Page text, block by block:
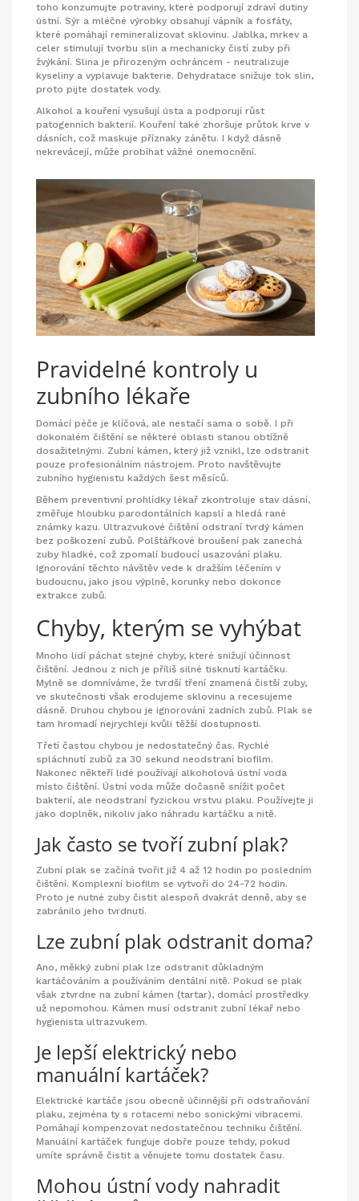
toho konzumujte potraviny, které podporují zdraví dutiny
ústní. Sýr a mléčné výrobky obsahují vápník a fosfáty,
které pomáhají remineralizovat sklovinu. Jablka, mrkev a
celer stimulují tvorbu slin a mechanicky čistí zuby při
žvýkání. Slina je přirozeným ochráncem - neutralizuje
kyseliny a vyplavuje bakterie. Dehydratace snižuje tok slin,
proto pijte dostatek vody.
Alkohol a kouření vysušují ústa a podporují růst
patogenních bakterií. Kouření také zhoršuje průtok krve v
dásních, což maskuje příznaky zánětu. I když dásně
nekrevácejí, může probíhat vážné onemocnění.
Pravidelné kontroly u
zubního lékaře
Domácí péče je klíčová, ale nestačí sama o sobě. I při
dokonalém čištění se některé oblasti stanou obtížně
dosažitelnými. Zubní kámen, který již vznikl, lze odstranit
pouze profesionálním nástrojem. Proto navštěvujte
zubního hygienistu každých šest měsíců.
Během preventivní prohlídky lékař zkontroluje stav dásní,
změřuje hloubku parodontálních kapslí a hledá rané
známky kazu. Ultrazvukové čištění odstraní tvrdý kámen
bez poškození zubů. Polštářkové broušení pak zanechá
zuby hladké, což zpomalí budoucí usazování plaku.
Ignorování těchto návštěv vede k dražším léčením v
budoucnu, jako jsou výplně, korunky nebo dokonce
extrakce zubů.
Chyby, kterým se vyhýbat
Mnoho lidí páchat stejné chyby, které snižují účinnost
čištění. Jednou z nich je příliš silné tisknutí kartáčku.
Mylně se domníváme, že tvrdší tření znamená čistší zuby,
ve skutečnosti však erodujeme sklovinu a recesujeme
dásně. Druhou chybou je ignorování zadních zubů. Plak se
tam hromadí nejrychleji kvůli těžší dostupnosti.
Třetí častou chybou je nedostatečný čas. Rychlé
spláchnutí zubů za 30 sekund neodstraní biofilm.
Nakonec někteří lidé používají alkoholová ústní voda
místo čištění. Ústní voda může dočasně snížit počet
bakterií, ale neodstraní fyzickou vrstvu plaku. Používejte ji
jako doplněk, nikoliv jako náhradu kartáčku a nitě.
Jak často se tvoří zubní plak?
Zubní plak se začíná tvořit již 4 až 12 hodin po posledním
čištění. Komplexní biofilm se vytvoří do 24-72 hodin.
Proto je nutné zuby čistit alespoň dvakrát denně, aby se
zabránilo jeho tvrdnutí.
Lze zubní plak odstranit doma?
Ano, měkký zubní plak lze odstranit důkladným
kartáčováním a používáním dentální nitě. Pokud se plak
však ztvrdne na zubní kámen (tartar), domácí prostředky
už nepomohou. Kámen musí odstranit zubní lékař nebo
hygienista ultrazvukem.
Je lepší elektrický nebo
manuální kartáček?
Elektrické kartáče jsou obecně účinnější při odstraňování
plaku, zejména ty s rotacemi nebo sonickými vibracemi.
Pomáhají kompenzovat nedostatečnou techniku čištění.
Manuální kartáček funguje dobře pouze tehdy, pokud
umíte správně čistit a věnujete tomu dostatek času.
Mohou ústní vody nahradit